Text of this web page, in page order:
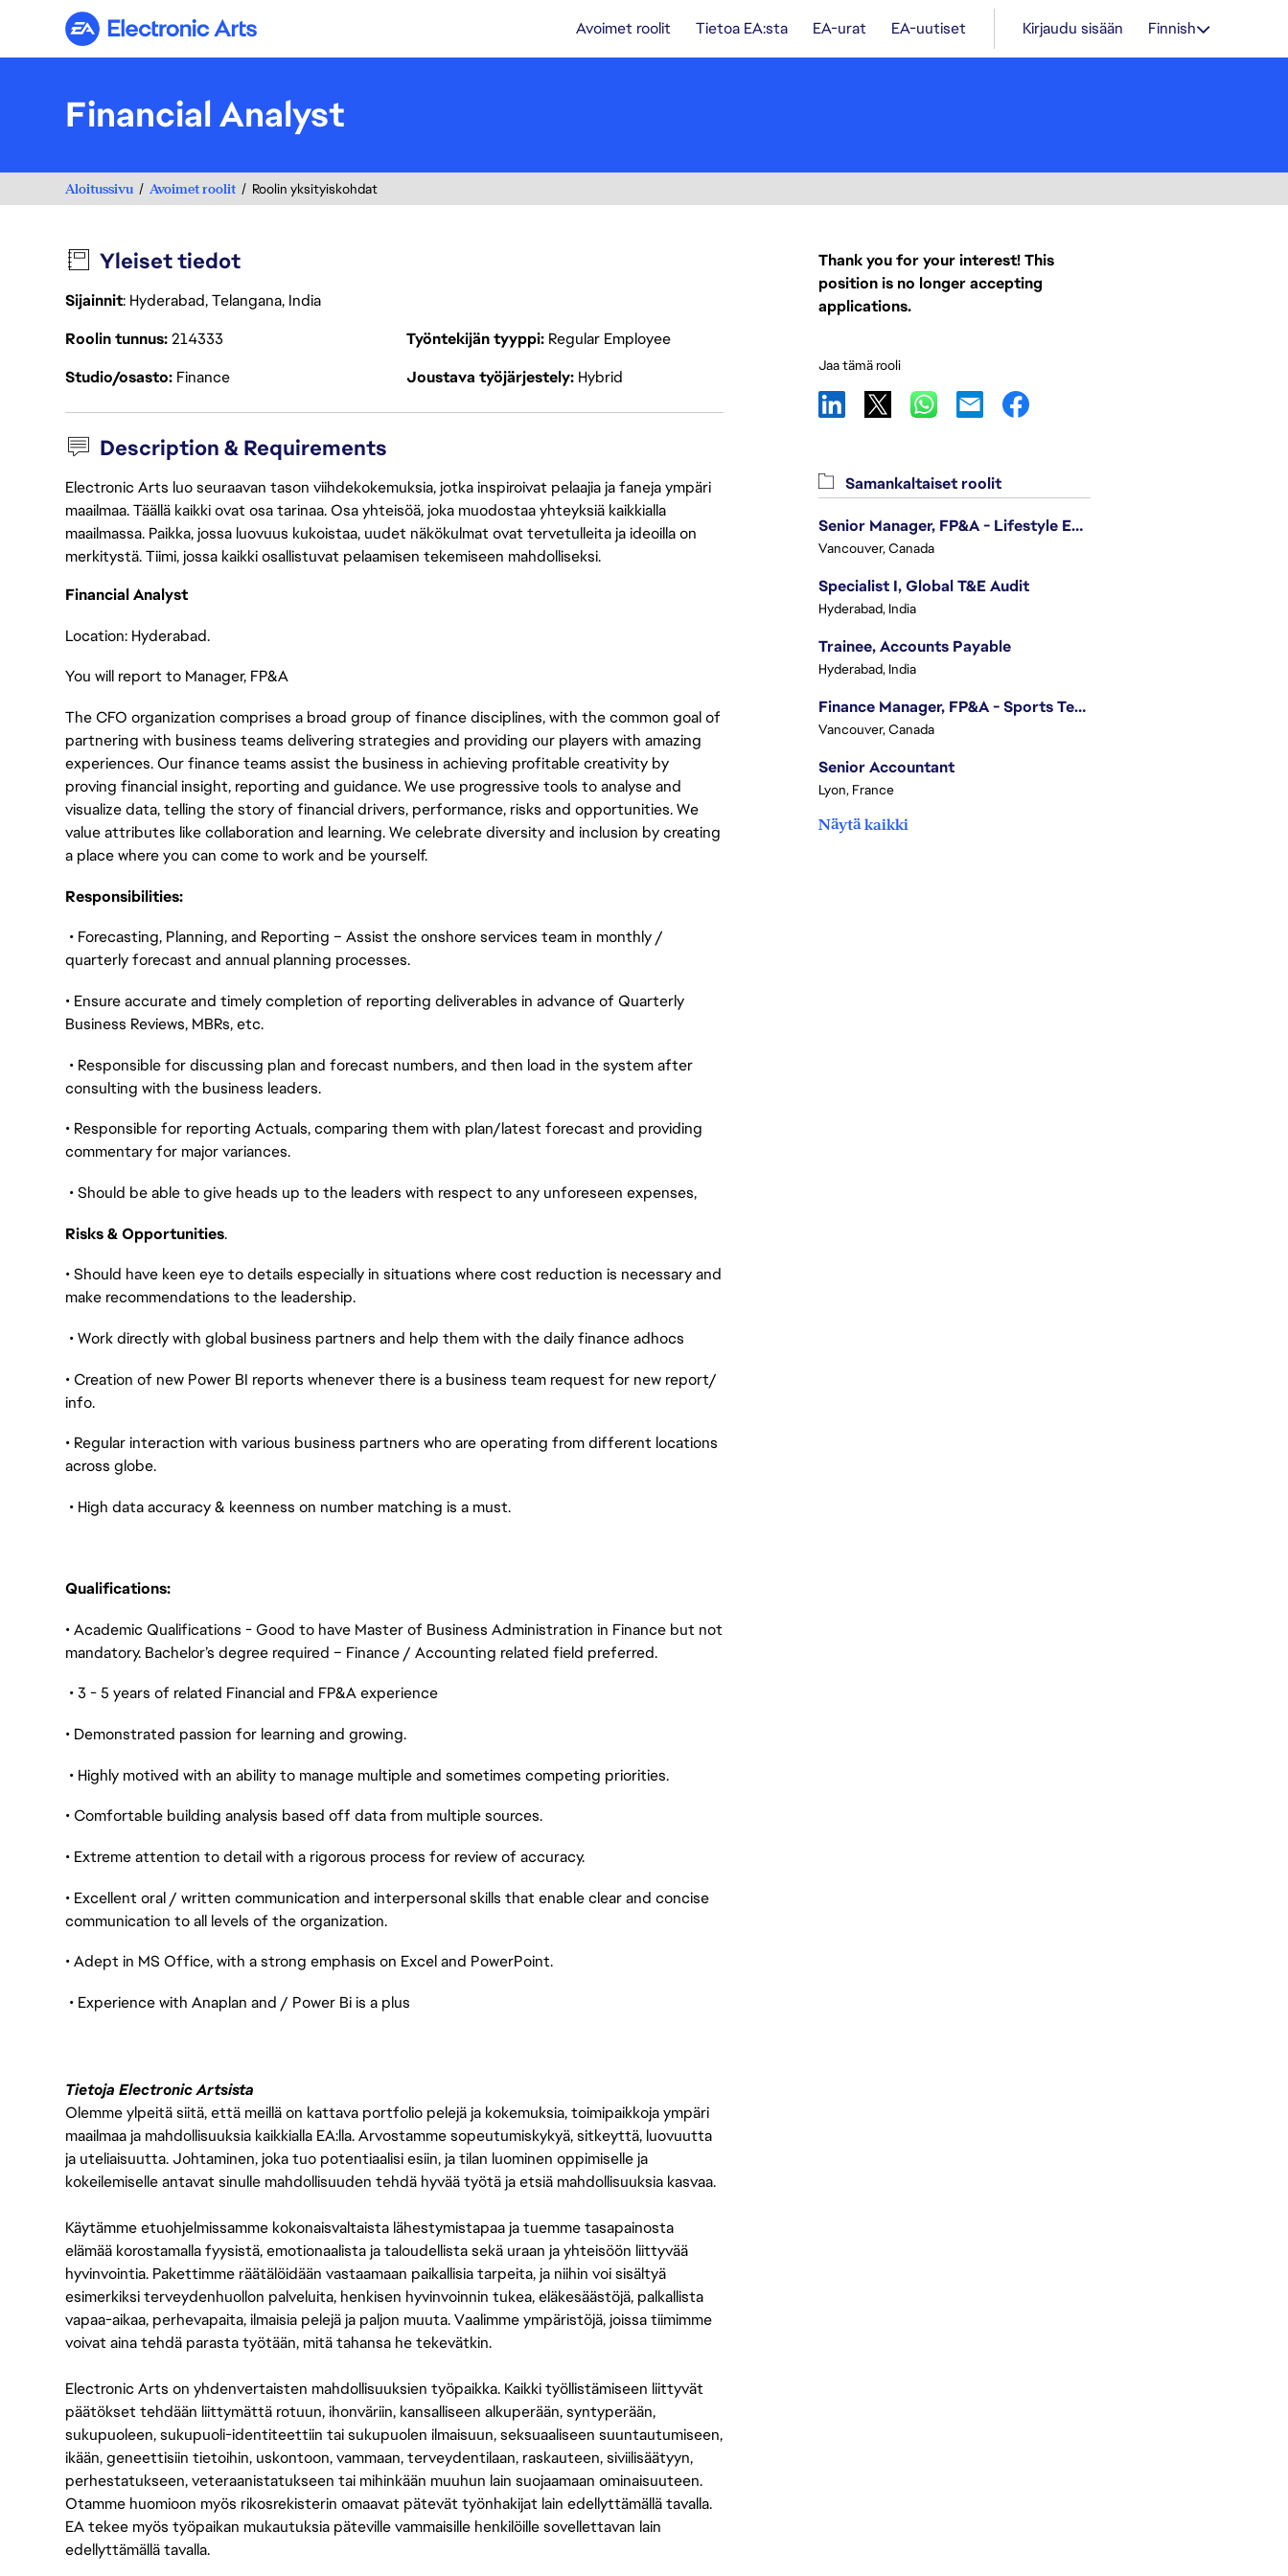
Electronic Arts Avoimet roolit Tietoa EA:sta EA-urat EA-uutiset Kirjaudu sisään Finnish
Financial Analyst
Aloitussivu Avoimet roolit Roolin yksityiskohdat
Yleiset tiedot
Sijainnit: Hyderabad, Telangana, India
Roolin tunnus214333 Työntekijän tyyppi Regular Employee
Studio/osasto Finance Joustava työjärjestely Hybrid
Description & Requirements
Electronic Arts luo seuraavan tason viihdekokemuksia, jotka inspiroivat pelaajia ja faneja ympäri
maailmaa. Täällä kaikki ovat osa tarinaa. Osa yhteisöä, joka muodostaa yhteyksiä kaikkialla
maailmassa. Paikka, jossa luovuus kukoistaa, uudet näkökulmat ovat tervetulleita ja ideoilla on
merkitystä. Tiimi, jossa kaikki osallistuvat pelaamisen tekemiseen mahdolliseksi.
Financial Analyst
Location: Hyderabad.
You will report to Manager, FP&A
The CFO organization comprises a broad group of finance disciplines, with the common goal of
partnering with business teams delivering strategies and providing our players with amazing
experiences. Our finance teams assist the business in achieving profitable creativity by
proving financial insight, reporting and guidance. We use progressive tools to analyse and
visualize data, telling the story of financial drivers, performance, risks and opportunities. We
value attributes like collaboration and learning. We celebrate diversity and inclusion by creating
a place where you can come to work and be yourself.
Responsibilities:
• Forecasting, Planning, and Reporting – Assist the onshore services team in monthly /
quarterly forecast and annual planning processes.
• Ensure accurate and timely completion of reporting deliverables in advance of Quarterly
Business Reviews, MBRs, etc.
• Responsible for discussing plan and forecast numbers, and then load in the system after
consulting with the business leaders.
• Responsible for reporting Actuals, comparing them with plan/latest forecast and providing
commentary for major variances.
• Should be able to give heads up to the leaders with respect to any unforeseen expenses,
Risks & Opportunities.
• Should have keen eye to details especially in situations where cost reduction is necessary and
make recommendations to the leadership.
• Work directly with global business partners and help them with the daily finance adhocs
• Creation of new Power BI reports whenever there is a business team request for new report/
info.
• Regular interaction with various business partners who are operating from different locations
across globe.
• High data accuracy & keenness on number matching is a must.
Qualifications:
• Academic Qualifications - Good to have Master of Business Administration in Finance but not
mandatory. Bachelor’s degree required – Finance / Accounting related field preferred.
• 3 - 5 years of related Financial and FP&A experience
• Demonstrated passion for learning and growing.
• Highly motived with an ability to manage multiple and sometimes competing priorities.
• Comfortable building analysis based off data from multiple sources.
• Extreme attention to detail with a rigorous process for review of accuracy.
• Excellent oral / written communication and interpersonal skills that enable clear and concise
communication to all levels of the organization.
• Adept in MS Office, with a strong emphasis on Excel and PowerPoint.
• Experience with Anaplan and / Power Bi is a plus
Tietoja Electronic Artsista
Olemme ylpeitä siitä, että meillä on kattava portfolio pelejä ja kokemuksia, toimipaikkoja ympäri
maailmaa ja mahdollisuuksia kaikkialla EA:lla. Arvostamme sopeutumiskykyä, sitkeyttä, luovuutta
ja uteliaisuutta. Johtaminen, joka tuo potentiaalisi esiin, ja tilan luominen oppimiselle ja
kokeilemiselle antavat sinulle mahdollisuuden tehdä hyvää työtä ja etsiä mahdollisuuksia kasvaa.
Käytämme etuohjelmissamme kokonaisvaltaista lähestymistapaa ja tuemme tasapainosta
elämää korostamalla fyysistä, emotionaalista ja taloudellista sekä uraan ja yhteisöön liittyvää
hyvinvointia. Pakettimme räätälöidään vastaamaan paikallisia tarpeita, ja niihin voi sisältyä
esimerkiksi terveydenhuollon palveluita, henkisen hyvinvoinnin tukea, eläkesäästöjä, palkallista
vapaa-aikaa, perhevapaita, ilmaisia pelejä ja paljon muuta. Vaalimme ympäristöjä, joissa tiimimme
voivat aina tehdä parasta työtään, mitä tahansa he tekevätkin.
Electronic Arts on yhdenvertaisten mahdollisuuksien työpaikka. Kaikki työllistämiseen liittyvät
päätökset tehdään liittymättä rotuun, ihonväriin, kansalliseen alkuperään, syntyperään,
sukupuoleen, sukupuoli-identiteettiin tai sukupuolen ilmaisuun, seksuaaliseen suuntautumiseen,
ikään, geneettisiin tietoihin, uskontoon, vammaan, terveydentilaan, raskauteen, siviilisäätyyn,
perhestatukseen, veteraanistatukseen tai mihinkään muuhun lain suojaamaan ominaisuuteen.
Otamme huomioon myös rikosrekisterin omaavat pätevät työnhakijat lain edellyttämällä tavalla.
EA tekee myös työpaikan mukautuksia päteville vammaisille henkilöille sovellettavan lain
edellyttämällä tavalla.
Thank you for your interest! This
position is no longer accepting
applications.
Jaa tämä rooli
Samankaltaiset roolit
Senior Manager, FP&A - Lifestyle Entertainment
Vancouver, Canada
Specialist I, Global T&E Audit
Hyderabad, India
Trainee, Accounts Payable
Hyderabad, India
Finance Manager, FP&A - Sports Technology & Tracab
Vancouver, Canada
Senior Accountant
Lyon, France
Näytä kaikki